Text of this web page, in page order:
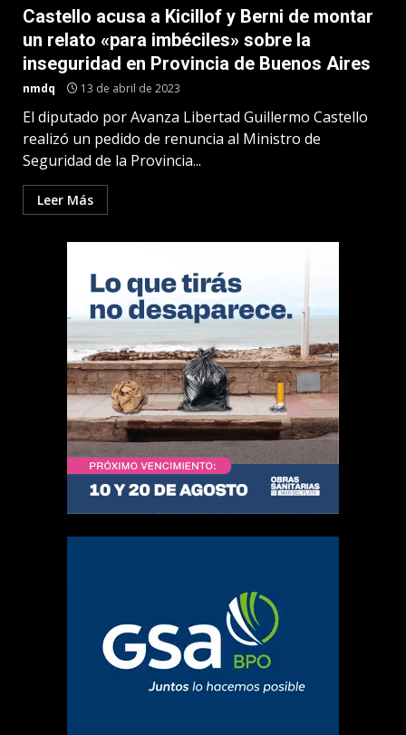
Castello acusa a Kicillof y Berni de montar
un relato «para imbéciles» sobre la
inseguridad en Provincia de Buenos Aires
nmdq 13 de abril de 2023
El diputado por Avanza Libertad Guillermo Castello
realizó un pedido de renuncia al Ministro de
Seguridad de la Provincia...
Leer Más